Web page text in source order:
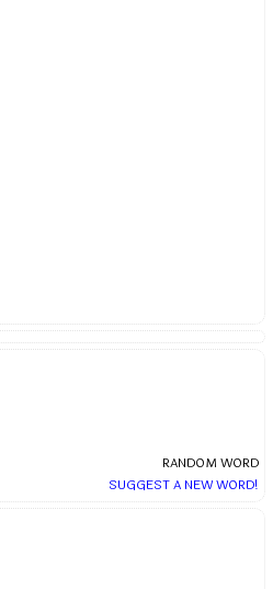
RANDOM WORD
SUGGEST A NEW WORD!